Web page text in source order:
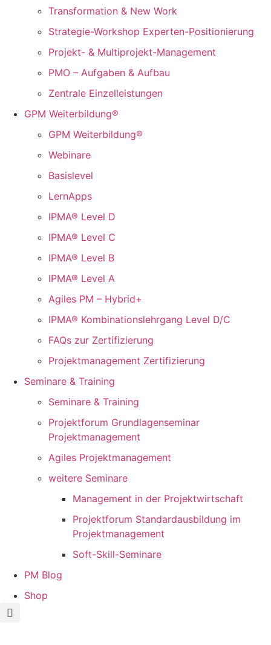
Transformation & New Work
Strategie-Workshop Experten-Positionierung
Projekt- & Multiprojekt-Management
PMO – Aufgaben & Aufbau
Zentrale Einzelleistungen
GPM Weiterbildung®
GPM Weiterbildung®
Webinare
Basislevel
LernApps
IPMA® Level D
IPMA® Level C
IPMA® Level B
IPMA® Level A
Agiles PM – Hybrid+
IPMA® Kombinationslehrgang Level D/C
FAQs zur Zertifizierung
Projektmanagement Zertifizierung
Seminare & Training
Seminare & Training
Projektforum Grundlagenseminar
Projektmanagement
Agiles Projektmanagement
weitere Seminare
Management in der Projektwirtschaft
Projektforum Standardausbildung im
Projektmanagement
Soft-Skill-Seminare
PM Blog
Shop